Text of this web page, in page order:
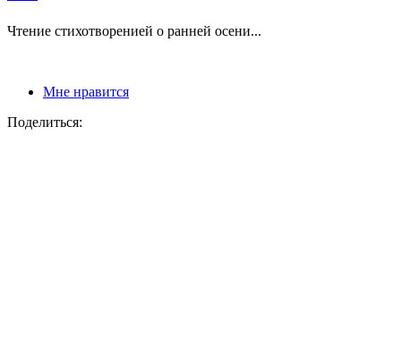
Чтение стихотворенией о ранней осени...
Мне нравится
Поделиться: